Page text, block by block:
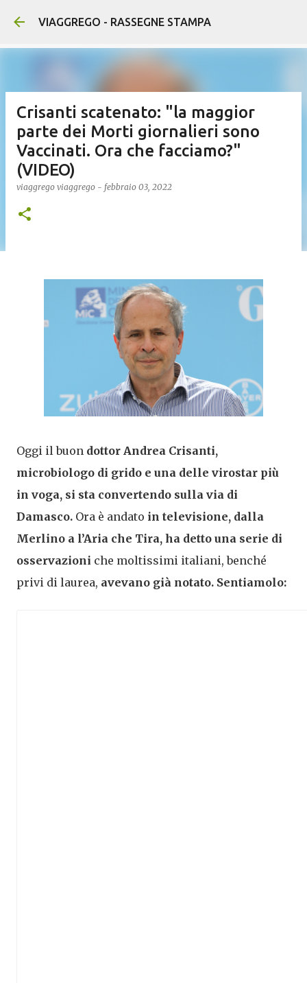
Passa ai contenuti principali
VIAGGREGO - RASSEGNE STAMPA
Crisanti scatenato: "la maggior
parte dei Morti giornalieri sono
Vaccinati. Ora che facciamo?"
(VIDEO)
viaggrego viaggrego - febbraio 03, 2022
Oggi il buon dottor Andrea Crisanti,
microbiologo di grido e una delle virostar più
in voga, si sta convertendo sulla via di
Damasco. Ora è andato in televisione, dalla
Merlino a l’Aria che Tira, ha detto una serie di
osservazioni che moltissimi italiani, benché
privi di laurea, avevano già notato. Sentiamolo: